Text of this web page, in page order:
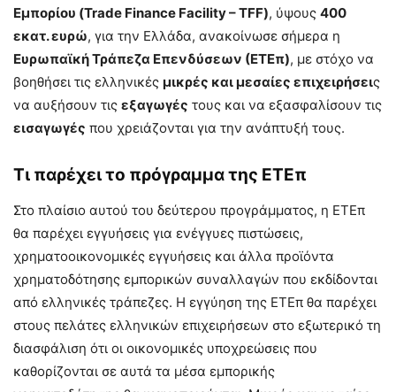
Εμπορίου (Trade Finance Facility – TFF), ύψους 400
εκατ. ευρώ, για την Ελλάδα, ανακοίνωσε σήμερα η
Ευρωπαϊκή Τράπεζα Επενδύσεων (ΕΤΕπ), με στόχο να
βοηθήσει τις ελληνικές μικρές και μεσαίες επιχειρήσεις
να αυξήσουν τις εξαγωγές τους και να εξασφαλίσουν τις
εισαγωγές που χρειάζονται για την ανάπτυξή τους.
Τι παρέχει το πρόγραμμα της ΕΤΕπ
Στο πλαίσιο αυτού του δεύτερου προγράμματος, η ΕΤΕπ
θα παρέχει εγγυήσεις για ενέγγυες πιστώσεις,
χρηματοοικονομικές εγγυήσεις και άλλα προϊόντα
χρηματοδότησης εμπορικών συναλλαγών που εκδίδονται
από ελληνικές τράπεζες. Η εγγύηση της ΕΤΕπ θα παρέχει
στους πελάτες ελληνικών επιχειρήσεων στο εξωτερικό τη
διασφάλιση ότι οι οικονομικές υποχρεώσεις που
καθορίζονται σε αυτά τα μέσα εμπορικής